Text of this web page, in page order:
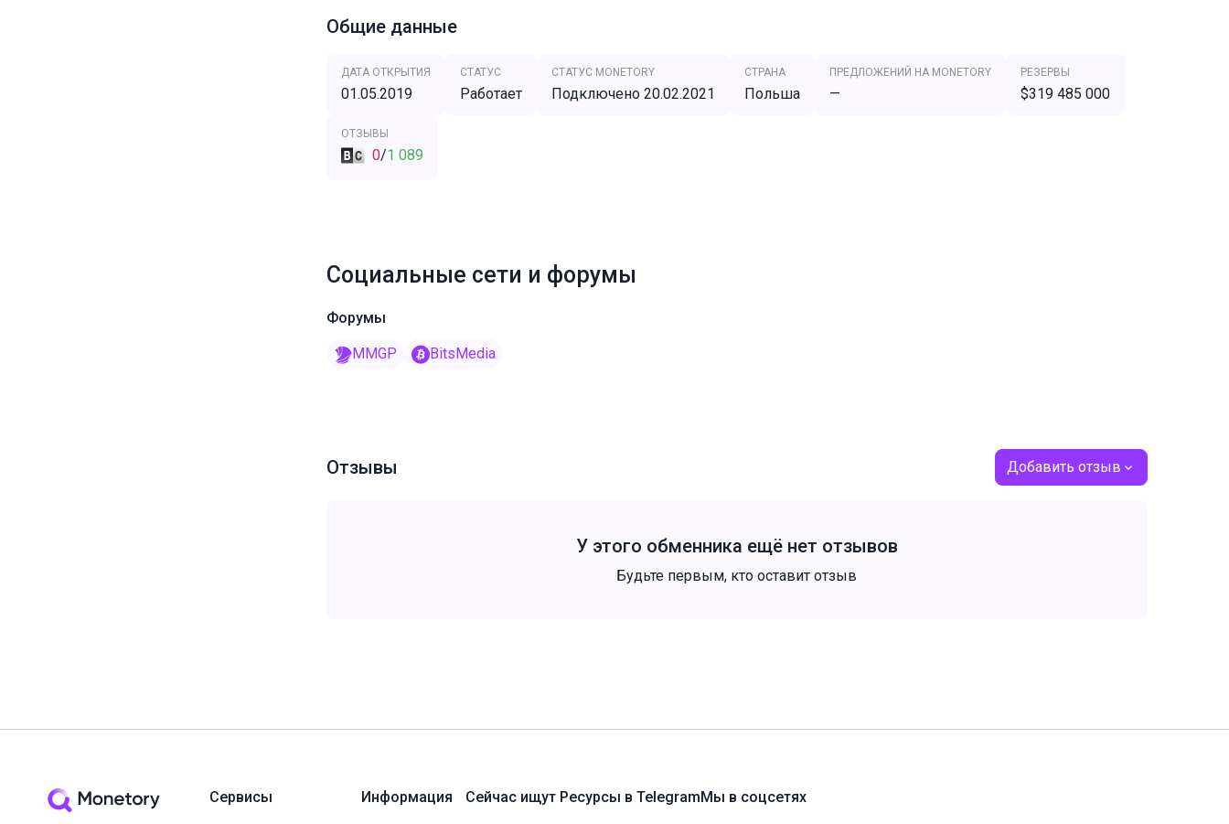
Общие данные
ДАТА ОТКРЫТИЯ
01.05.2019
СТАТУС
Работает
СТАТУС MONETORY
Подключено 20.02.2021
СТРАНА
Польша
ПРЕДЛОЖЕНИЙ НА MONETORY
—
РЕЗЕРВЫ
$319 485 000
ОТЗЫВЫ
0/1 089
Социальные сети и форумы
Форумы
MMGP BitsMedia
Отзывы Добавить отзыв
У этого обменника ещё нет отзывов
Будьте первым, кто оставит отзыв
Сервисы Информация Сейчас ищут Ресурсы в TelegramМы в соцсетях